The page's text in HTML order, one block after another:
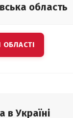
область
в Україні